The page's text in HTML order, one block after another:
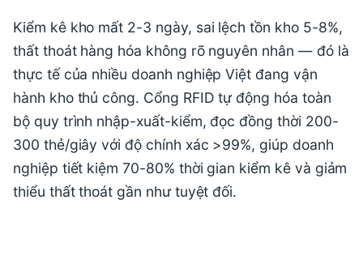
Kiểm kê kho mất 2-3 ngày, sai lệch tồn kho 5-8%,
thất thoát hàng hóa không rõ nguyên nhân — đó là
thực tế của nhiều doanh nghiệp Việt đang vận
hành kho thủ công. Cổng RFID tự động hóa toàn
bộ quy trình nhập-xuất-kiểm, đọc đồng thời 200-
300 thẻ/giây với độ chính xác >99%, giúp doanh
nghiệp tiết kiệm 70-80% thời gian kiểm kê và giảm
thiểu thất thoát gần như tuyệt đối.